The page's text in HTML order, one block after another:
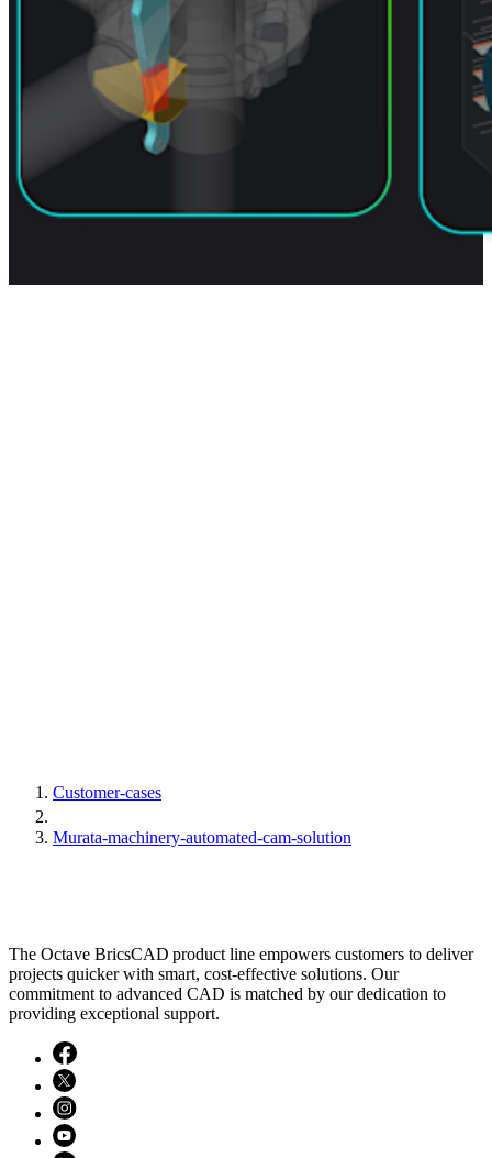
Customer-cases
Murata-machinery-automated-cam-solution
The Octave BricsCAD product line empowers customers to deliver
projects quicker with smart, cost-effective solutions. Our
commitment to advanced CAD is matched by our dedication to
providing exceptional support.